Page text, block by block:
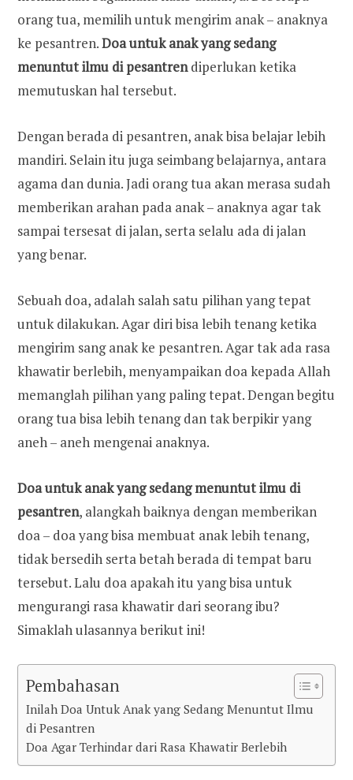
orang tua, memilih untuk mengirim anak – anaknya
ke pesantren.Doa untuk anak yang sedang
menuntut ilmu di pesantrendiperlukan ketika
memutuskan hal tersebut.
Dengan berada di pesantren, anak bisa belajar lebih
mandiri. Selain itu juga seimbang belajarnya, antara
agama dan dunia. Jadi orang tua akan merasa sudah
memberikan arahan pada anak – anaknya agar tak
sampai tersesat di jalan, serta selalu ada di jalan
yang benar.
Sebuah doa, adalah salah satu pilihan yang tepat
untuk dilakukan. Agar diri bisa lebih tenang ketika
mengirim sang anak ke pesantren. Agar tak ada rasa
khawatir berlebih, menyampaikan doa kepada Allah
memanglah pilihan yang paling tepat. Dengan begitu
orang tua bisa lebih tenang dan tak berpikir yang
aneh – aneh mengenai anaknya.
Doa untuk anak yang sedang menuntut ilmu di
pesantren, alangkah baiknya dengan memberikan
doa – doa yang bisa membuat anak lebih tenang,
tidak bersedih serta betah berada di tempat baru
tersebut. Lalu doa apakah itu yang bisa untuk
mengurangi rasa khawatir dari seorang ibu?
Simaklah ulasannya berikut ini!
Pembahasan
Inilah Doa Untuk Anak yang Sedang Menuntut Ilmu
di Pesantren
Doa Agar Terhindar dari Rasa Khawatir Berlebih